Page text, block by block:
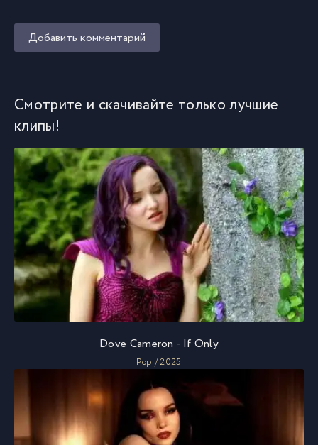
Добавить комментарий
Смотрите и скачивайте только лучшие
клипы!
Dove Cameron - If Only
Pop / 2025